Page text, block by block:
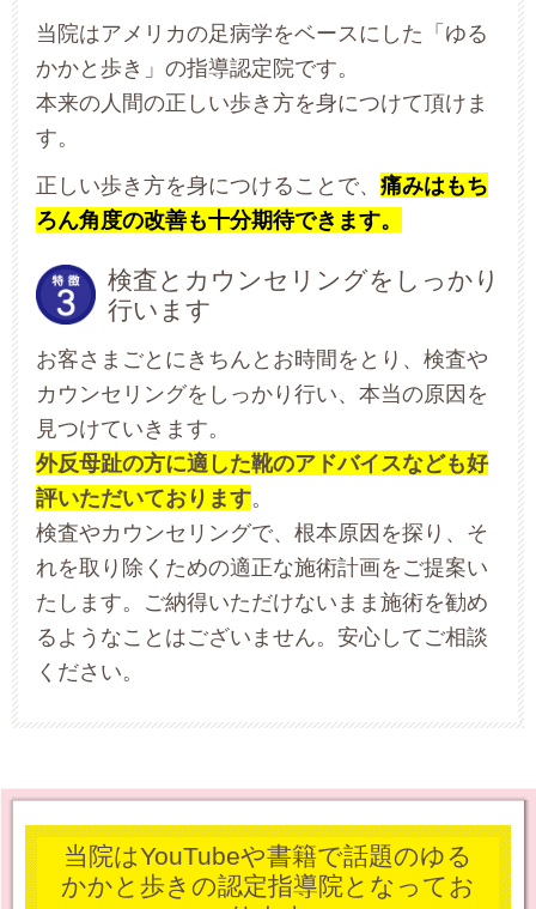
当院はアメリカの足病学をベースにした「ゆる
かかと歩き」の指導認定院です。
本来の人間の正しい歩き方を身につけて頂けま
す。
正しい歩き方を身につけることで、 痛みはもち
ろん角度の改善も十分期待できます。
検査とカウンセリングをしっかり
行います
お客さまごとにきちんとお時間をとり、検査や
カウンセリングをしっかり行い、本当の原因を
見つけていきます。
外反母趾の方に適した靴のアドバイスなども好
評いただいております。
検査やカウンセリングで、根本原因を探り、そ
れを取り除くための適正な施術計画をご提案い
たします。ご納得いただけないまま施術を勧め
るようなことはございません。安心してご相談
ください。
当院はYouTubeや書籍で話題のゆる
かかと歩きの認定指導院となってお